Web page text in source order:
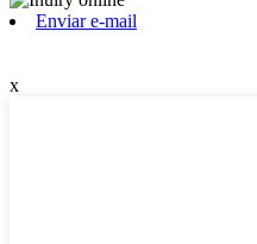
Enviar e-mail
x